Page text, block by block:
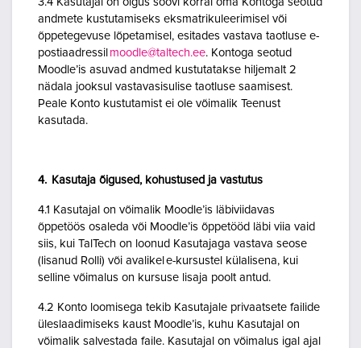
andmete kustutamiseks eksmatrikuleerimisel või
õppetegevuse lõpetamisel, esitades vastava taotluse e-
postiaadressil moodle@taltech.ee. Kontoga seotud
Moodle’is asuvad andmed kustutatakse hiljemalt 2
nädala jooksul vastavasisulise taotluse saamisest.
Peale Konto kustutamist ei ole võimalik Teenust
kasutada.
4. Kasutaja õigused, kohustused ja vastutus
4.1 Kasutajal on võimalik Moodle’is läbiviidavas
õppetöös osaleda või Moodle’is õppetööd läbi viia vaid
siis, kui TalTech on loonud Kasutajaga vastava seose
(lisanud Rolli) või avalikel e-kursustel külalisena, kui
selline võimalus on kursuse lisaja poolt antud.
4.2 Konto loomisega tekib Kasutajale privaatsete failide
üleslaadimiseks kaust Moodle’is, kuhu Kasutajal on
võimalik salvestada faile. Kasutajal on võimalus igal ajal